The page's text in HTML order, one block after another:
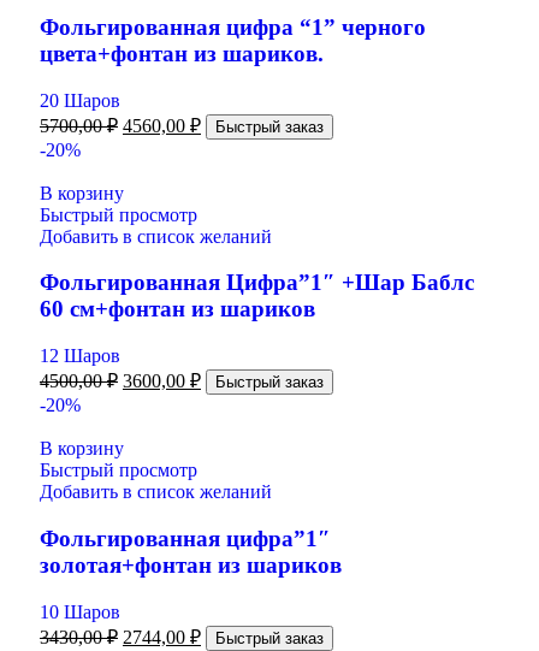
Фольгированная цифра “1” черного
цвета+фонтан из шариков.
20 Шаров
5700,00₽ 4560,00 ₽ Быстрый заказ
-20%
В корзину
Быстрый просмотр
Добавить в список желаний
Фольгированная Цифра”1″ +Шар Баблс
60 см+фонтан из шариков
12 Шаров
4500,00₽ 3600,00 ₽ Быстрый заказ
-20%
В корзину
Быстрый просмотр
Добавить в список желаний
Фольгированная цифра”1″
золотая+фонтан из шариков
10 Шаров
3430,00₽ 2744,00 ₽ Быстрый заказ